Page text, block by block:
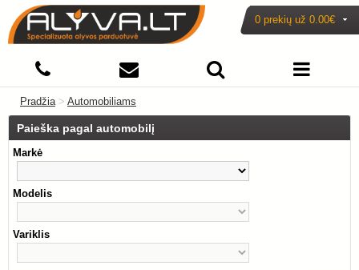
0 prekių už 0.00€
Pradžia> Automobiliams
Paieška pagal automobilį
Markė
Modelis
Variklis